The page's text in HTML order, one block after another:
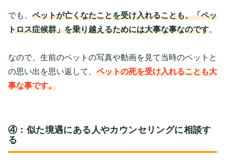
でも、 ペットが亡くなたことを受け入れることも、「ペッ
トロス症候群」を乗り越えるためには大事な事なのです。
なので、生前のペットの写真や動画を見て当時のペットと
の思い出を思い返して、 ペットの死を受け入れることも大
事な事です。
④：似た境遇にある人やカウンセリングに相談す
る